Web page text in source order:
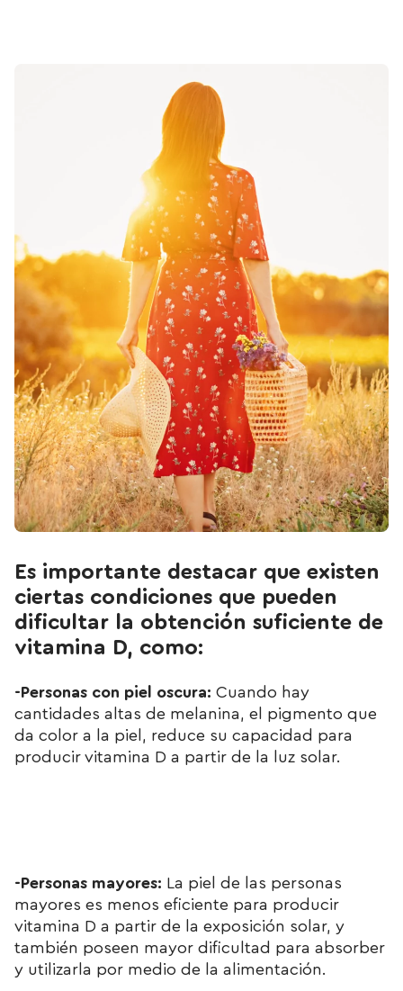
Es importante destacar que existen
ciertas condiciones que pueden
dificultar la obtención suficiente de
vitamina D, como:
-Personas con piel oscura: Cuando hay
cantidades altas de melanina, el pigmento que
da color a la piel, reduce su capacidad para
producir vitamina D a partir de la luz solar.
-Personas mayores: La piel de las personas
mayores es menos eficiente para producir
vitamina D a partir de la exposición solar, y
también poseen mayor dificultad para absorber
y utilizarla por medio de la alimentación.